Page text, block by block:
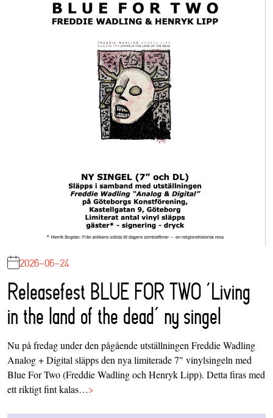
2026-06-24
Releasefest BLUE FOR TWO ‘Living
in the land of the dead’ ny singel
Nu på fredag under den pågående utställningen Freddie Wadling
Analog + Digital släpps den nya limiterade 7" vinylsingeln med
Blue For Two (Freddie Wadling och Henryk Lipp). Detta firas med
ett riktigt fint kalas…>